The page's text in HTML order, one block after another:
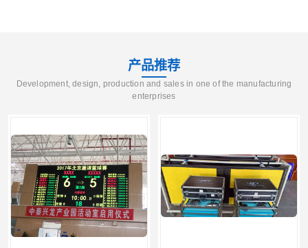
产品推荐
Development, design, production and sales in one of the manufacturing
enterprises